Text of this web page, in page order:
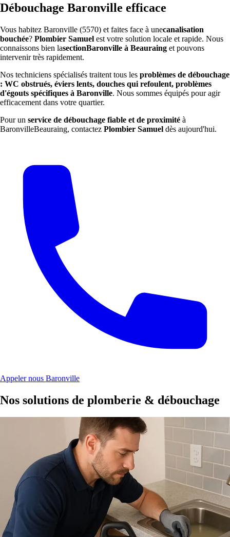
Débouchage Baronville efficace
Vous habitez Baronville (5570) et faites face à unecanalisation
bouchée? Plombier Samuel est votre solution locale et rapide. Nous
connaissons bien lasectionBaronville à Beauraing et pouvons
intervenir très rapidement.
Nos techniciens spécialisés traitent tous les problèmes de débouchage
: WC obstrués, éviers lents, douches qui refoulent, problèmes
d'égouts spécifiques à Baronville. Nous sommes équipés pour agir
efficacement dans votre quartier.
Pour un service de débouchage fiable et de proximité à
BaronvilleBeauraing, contactez Plombier Samuel dès aujourd'hui.
Appeler nous Baronville
Nos solutions de plomberie & débouchage